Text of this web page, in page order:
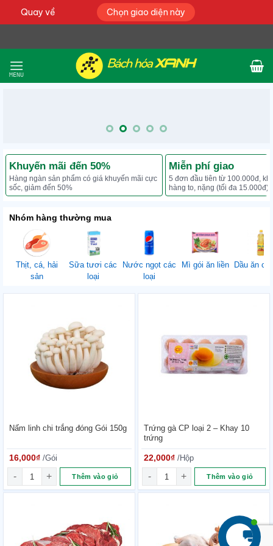
Quay về Chọn giao diện này